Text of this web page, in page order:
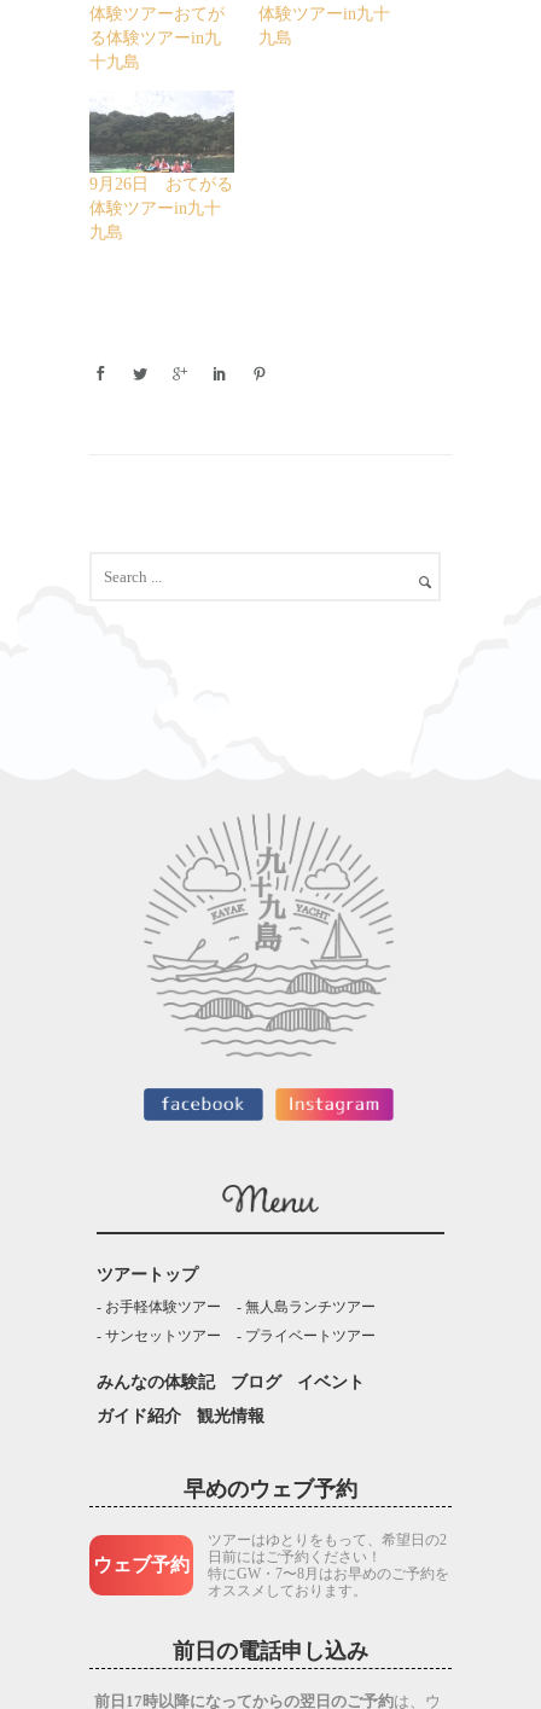
体験ツアーおてが
る体験ツアーin九
十九島
体験ツアーin九十
九島
9月26日 おてがる
体験ツアーin九十
九島
ツアートップ
お手軽体験ツアー
無人島ランチツアー
サンセットツアー
プライベートツアー
みんなの体験記 ブログ
イベント
ガイド紹介
観光情報
早めのウェブ予約
ウェブ予約
ツアーはゆとりをもって、希望日の2
日前にはご予約ください！
特にGW・7〜8月はお早めのご予約を
オススメしております。
前日の電話申し込み
前日17時以降になってからの翌日のご予約は、ウ